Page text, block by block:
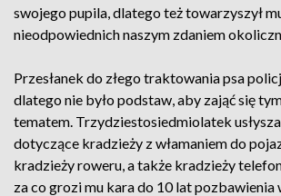
swojego pupila, dlatego też towarzyszył
nieodpowiednich naszym zdaniem
Przesłanek do złego traktowania psa
dlatego nie było podstaw, aby zająć się
tematem. Trzydziestosiedmiolatek
dotyczące kradzieży z włamaniem do
kradzieży roweru, a także kradzieży
za co grozi mu kara do 10 lat pozbawienia